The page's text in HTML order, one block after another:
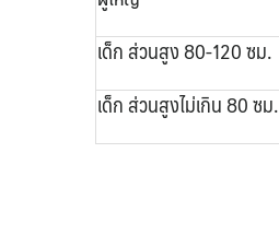
เด็ก ส่วนสูง 80-120 ซม.
เด็ก ส่วนสูงไม่เกิน 80 ซม.